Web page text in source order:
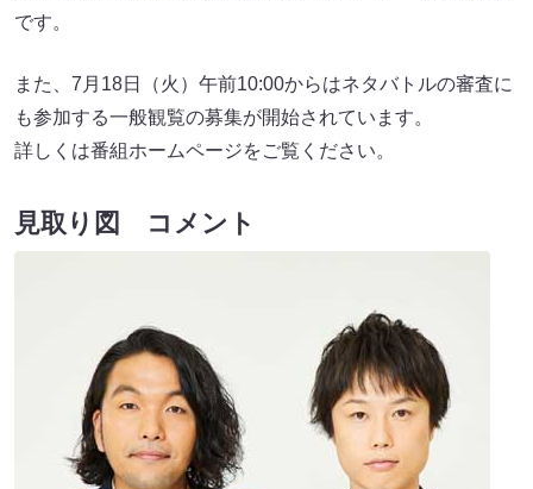
です。
また、7月18日（火）午前10:00からはネタバトルの審査に
も参加する一般観覧の募集が開始されています。
詳しくは番組ホームページをご覧ください。
見取り図 コメント